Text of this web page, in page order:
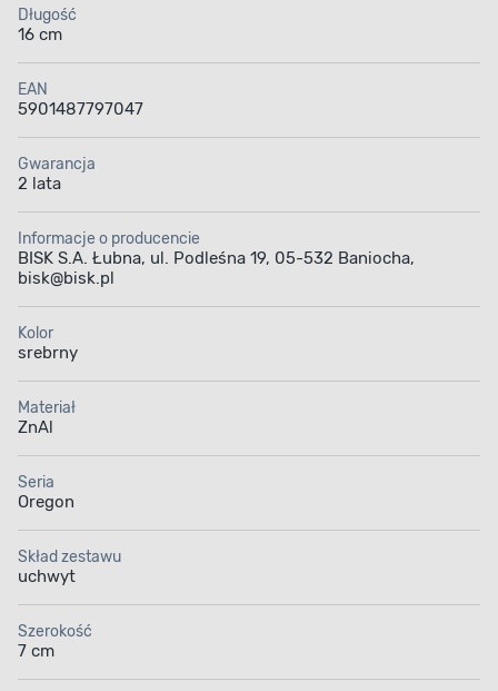
Długość
16 cm
EAN
5901487797047
Gwarancja
2 lata
Informacje o producencie
BISK S.A. Łubna, ul. Podleśna 19, 05-532 Baniocha,
bisk@bisk.pl
Kolor
srebrny
Materiał
ZnAl
Seria
Oregon
Skład zestawu
uchwyt
Szerokość
7 cm